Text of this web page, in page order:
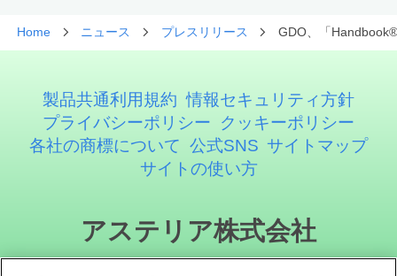
Home ニュース プレスリリース GDO、「
製品共通利用規約 情報セキュリティ方針
プライバシーポリシー
クッキーポリシー
各社の商標について 公式SNS サイトマップ
サイトの使い方
アステリア株式会社